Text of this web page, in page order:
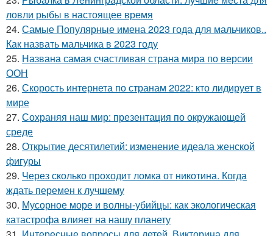
ловли рыбы в настоящее время
24. Самые Популярные имена 2023 года для мальчиков..
Как назвать мальчика в 2023 году
25. Названа самая счастливая страна мира по версии
ООН
26. Скорость интернета по странам 2022: кто лидирует в
мире
27. Сохраняя наш мир: презентация по окружающей
среде
28. Открытие десятилетий: изменение идеала женской
фигуры
29. Через сколько проходит ломка от никотина. Когда
ждать перемен к лучшему
30. Мусорное море и волны-убийцы: как экологическая
катастрофа влияет на нашу планету